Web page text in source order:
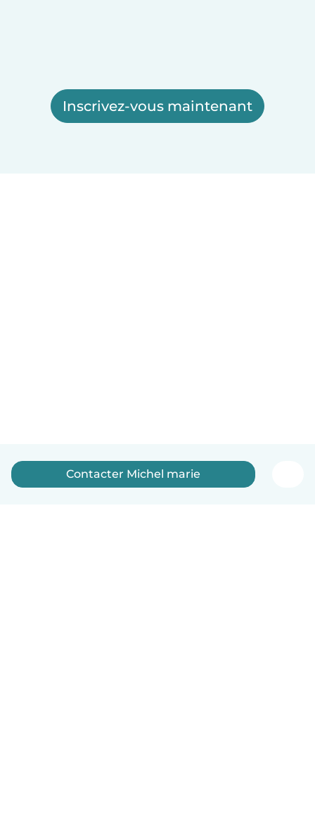
Inscrivez-vous maintenant
Contacter Michel marie